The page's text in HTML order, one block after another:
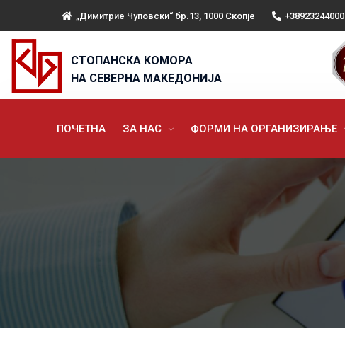
„Димитрие Чуповски“ бр.13, 1000 Скопје +38923244000
СТОПАНСКА КОМОРА
НА СЕВЕРНА МАКЕДОНИЈА
ПОЧЕТНА ЗА НАС ФОРМИ НА ОРГАНИЗИРАЊЕ